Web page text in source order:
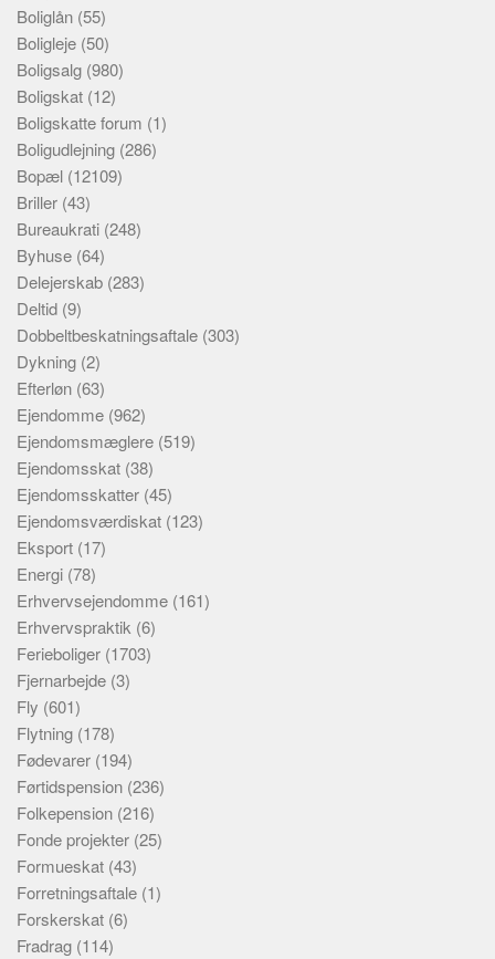
Boliglån (55)
Boligleje (50)
Boligsalg (980)
Boligskat (12)
Boligskatte forum (1)
Boligudlejning (286)
Bopæl (12109)
Briller (43)
Bureaukrati (248)
Byhuse (64)
Delejerskab (283)
Deltid (9)
Dobbeltbeskatningsaftale (303)
Dykning (2)
Efterløn (63)
Ejendomme (962)
Ejendomsmæglere (519)
Ejendomsskat (38)
Ejendomsskatter (45)
Ejendomsværdiskat (123)
Eksport (17)
Energi (78)
Erhvervsejendomme (161)
Erhvervspraktik (6)
Ferieboliger (1703)
Fjernarbejde (3)
Fly (601)
Flytning (178)
Fødevarer (194)
Førtidspension (236)
Folkepension (216)
Fonde projekter (25)
Formueskat (43)
Forretningsaftale (1)
Forskerskat (6)
Fradrag (114)